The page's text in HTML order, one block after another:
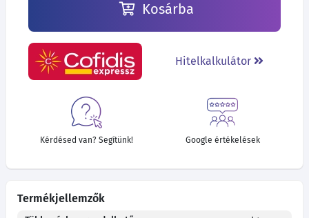
Kosárba
Hitelkalkulátor
Kérdésed van? Segítünk! Google értékelések
Termékjellemzők